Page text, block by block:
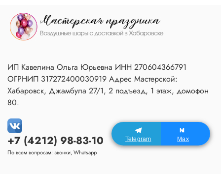
+7 (4212) 98-83-10
По всем вопросам: звонки, Whatsapp
ИП Кавелина Ольга Юрьевна ИНН 270604366791
ОГРНИП 317272400030919 Адрес Мастерской:
Хабаровск, Джамбула 27/1, 2 подъезд, 1 этаж, домофон
80.
Telegram Max